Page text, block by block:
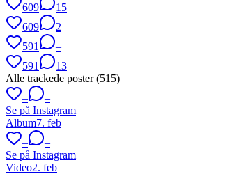
609
15
609
2
591
–
591
13
Alle trackede poster (515)
–
–
Se på Instagram
Album7. feb
–
–
Se på Instagram
Video2. feb